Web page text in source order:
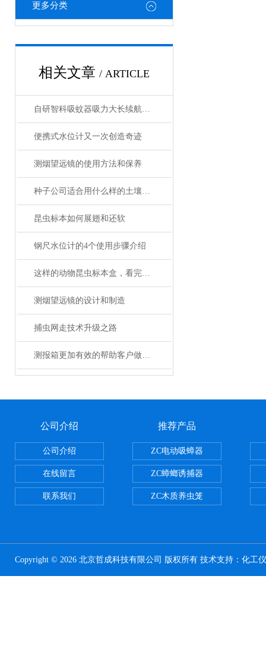
更多分类
相关文章 / ARTICLE
自研智科吸蚊器吸力大长续航绿光照明诱蚊
便携式水位计又一次创造奇迹
测烟望远镜的使用方法和保养
种子公司适合用什么样的土壤养分速测仪？
昆虫标本如何展翅和还软
钢尺水位计的4个使用步骤介绍
这样的动物昆虫标本盒，看完很难不心动
测烟望远镜的设计和制造
捕虫网走技术升级之路
测报箱更加有效的帮助客户做好森防工作
公司介绍
公司介绍
在线留言
联系我们
推荐产品
ZC电动吸蟑器
ZC蟑螂诱捕器
ZC木质养虫笼
Copyright © 2026 北京哲成科技有限公司 版权所有 技术支持： 化工